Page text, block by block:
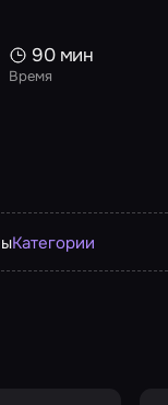
Время
90 мин
Категории